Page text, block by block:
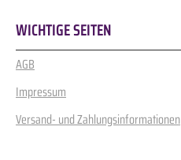
WICHTIGE SEITEN
AGB
Impressum
Versand- und Zahlungsinformationen